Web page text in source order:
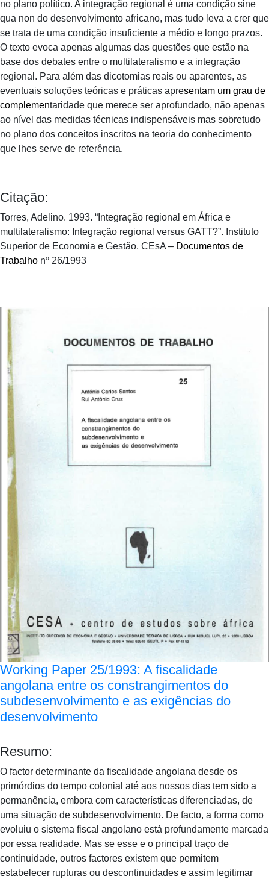
no plano político. A integração regional é uma condição sine
qua non do desenvolvimento africano, mas tudo leva a crer que
se trata de uma condição insuficiente a médio e longo prazos.
O texto evoca apenas algumas das questões que estão na
base dos debates entre o multilateralismo e a integração
regional. Para além das dicotomias reais ou aparentes, as
eventuais soluções teóricas e práticas apresentam um grau de
complementaridade que merece ser aprofundado, não apenas
ao nível das medidas técnicas indispensáveis mas sobretudo
no plano dos conceitos inscritos na teoria do conhecimento
que lhes serve de referência.
Citação:
Torres, Adelino. 1993. “Integração regional em África e
multilateralismo: Integração regional versus GATT?”. Instituto
Superior de Economia e Gestão. CEsA – Documentos de
Trabalho nº 26/1993
Working Paper 25/1993: A fiscalidade
angolana entre os constrangimentos do
subdesenvolvimento e as exigências do
desenvolvimento
Resumo:
O factor determinante da fiscalidade angolana desde os
primórdios do tempo colonial até aos nossos dias tem sido a
permanência, embora com características diferenciadas, de
uma situação de subdesenvolvimento. De facto, a forma como
evoluiu o sistema fiscal angolano está profundamente marcada
por essa realidade. Mas se esse e o principal traço de
continuidade, outros factores existem que permitem
estabelecer rupturas ou descontinuidades e assim legitimar